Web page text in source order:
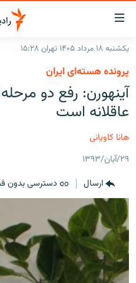
لینک‌های
قابلیت
دسترسی
بازگشت
به
منوی
اصلی
رفتن
به
صفحه
ایران
جهان
فرکانس‌ها
پادکست
چندرسانه‌ای
گزارش‌های تصویری
گزارش‌های ویدئویی
زنان فردا
English
به ما بپیوندید
یکشنبه ۱۸ مرداد ۱۴۰۵ تهران ۱۵:۲۸
پرونده هسته‌ای ایران
آینهورن: رفع دو
عاقلانه است
هانا کاویانی
۲۹/آبان/۱۳۹۳
ارسال
دسترسی بدون